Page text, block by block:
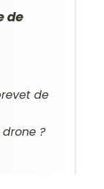
de
de
?